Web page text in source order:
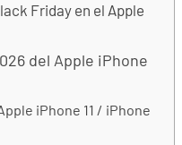
Friday en el Apple
del Apple iPhone
iPhone 11 / iPhone